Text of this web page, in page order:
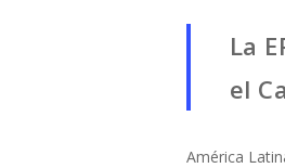
La
el
América